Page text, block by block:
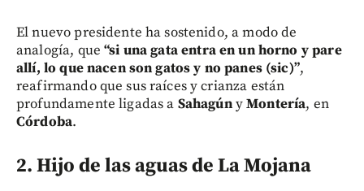
El nuevo presidente ha sostenido, a modo de
analogía, que“si una gata entra en un horno y pare
allí, lo que nacen son gatos y no panes (sic)”,
reafirmando que sus raíces y crianza están
profundamente ligadas a SahagúnyMontería, en
Córdoba.
2. Hijo de las aguas de La Mojana